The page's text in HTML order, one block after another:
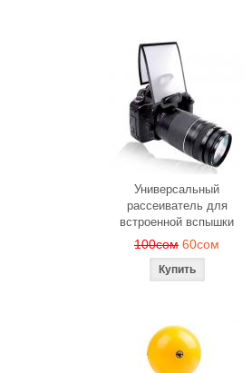
Универсальный
рассеиватель для
встроенной вспышки
100сом 60сом